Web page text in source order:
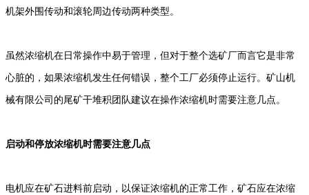
机架外围传动和滚轮周边传动两种类型。
虽然浓缩机在日常操作中易于管理，但对于整个选矿厂而言它是非常
心脏的，如果浓缩机发生任何错误，整个工厂必须停止运行。矿山机
械有限公司的尾矿干堆积团队建议在操作浓缩机时需要注意几点。
启动和停放浓缩机时需要注意几点
电机应在矿石进料前启动，以保证浓缩机的正常工作，矿石应在浓缩